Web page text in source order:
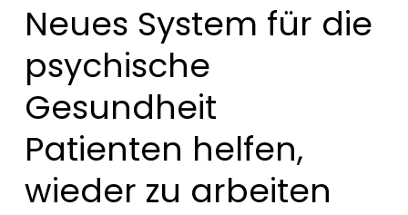
Neues System für die
psychische
Gesundheit
Patienten helfen,
wieder zu arbeiten